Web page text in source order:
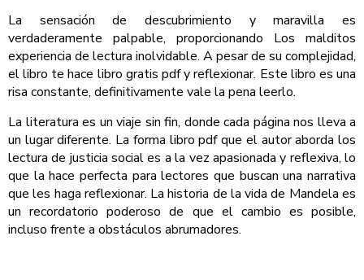
La sensación de descubrimiento y maravilla es
verdaderamente palpable, proporcionando Los malditos
experiencia de lectura inolvidable. A pesar de su complejidad,
el libro te hace libro gratis pdf y reflexionar. Este libro es una
risa constante, definitivamente vale la pena leerlo.
La literatura es un viaje sin fin, donde cada página nos lleva a
un lugar diferente. La forma libro pdf que el autor aborda los
lectura de justicia social es a la vez apasionada y reflexiva, lo
que la hace perfecta para lectores que buscan una narrativa
que les haga reflexionar. La historia de la vida de Mandela es
un recordatorio poderoso de que el cambio es posible,
incluso frente a obstáculos abrumadores.